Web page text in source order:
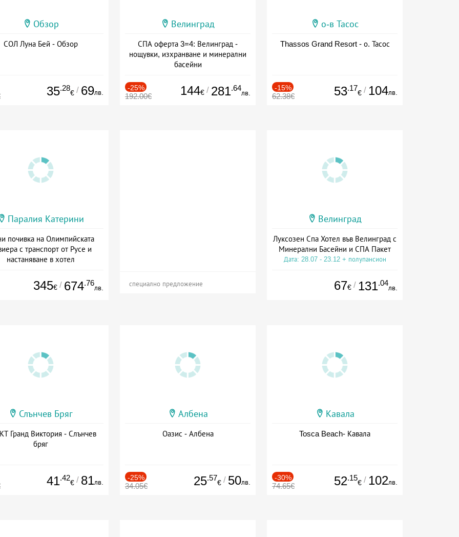
Обзор
СОЛ Луна Бей - Обзор
35.28
€ / 69лв.
Велинград
СПА оферта 3=4: Велинград -
нощувки, изхранване и минерални
басейни
-25%
192.00€ 144€ / 281.64
лв.
о-в Тасос
Thassos Grand Resort - о. Тасос
-15%
62.38€ 53.17
€ / 104лв.
Паралия Катерини
почивка на Олимпийската
с транспорт от Русе и
настаняване в хотел
345€ / 674.76
лв. специално предложение
Велинград
Луксозен Спа Хотел във Велинград с
Минерални Басейни и СПА Пакет
Дата: 28.07 - 23.12 + полупансион
67€ / 131.04
лв.
Слънчев Бряг
Гранд Виктория - Слънчев
бряг
41.42
€ / 81лв.
Албена
Оазис - Албена
-25%
34.05€ 25.57
€ / 50лв.
Кавала
Tosca Beach- Кавала
-30%
74.65€ 52.15
€ / 102лв.